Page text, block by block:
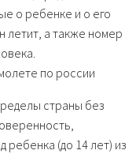
о ребенке и о его
летит, а также номер
страны без
(до 14 лет) из